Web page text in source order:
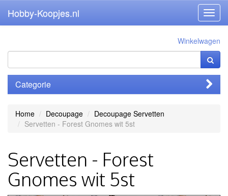
Hobby-Koopjes.nl
Winkelwagen
Categorie
Home Decoupage
Decoupage Servetten
Servetten - Forest Gnomes wit 5st
Servetten - Forest
Gnomes wit 5st